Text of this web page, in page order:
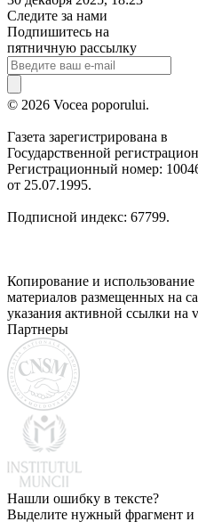
Следите за нами
Подпишитесь на
пятничную рассылку
© 2026 Vocea poporului.
Газета зарегистрирована в
Государственной
Регистрационный номер:
от 25.07.1995.
Подписной индекс: 67799.
Копирование и
материалов размещенных на
указания активной ссылки на
Партнеры
Нашли ошибку в тексте?
Выделите нужный фрагмент